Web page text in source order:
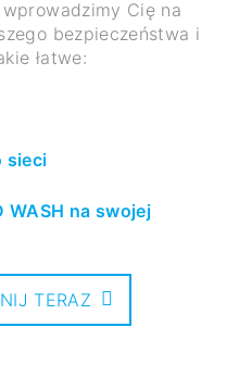
Cię na
bezpieczeństwa i
łatwe:
sieci
WASH na swojej
TERAZ